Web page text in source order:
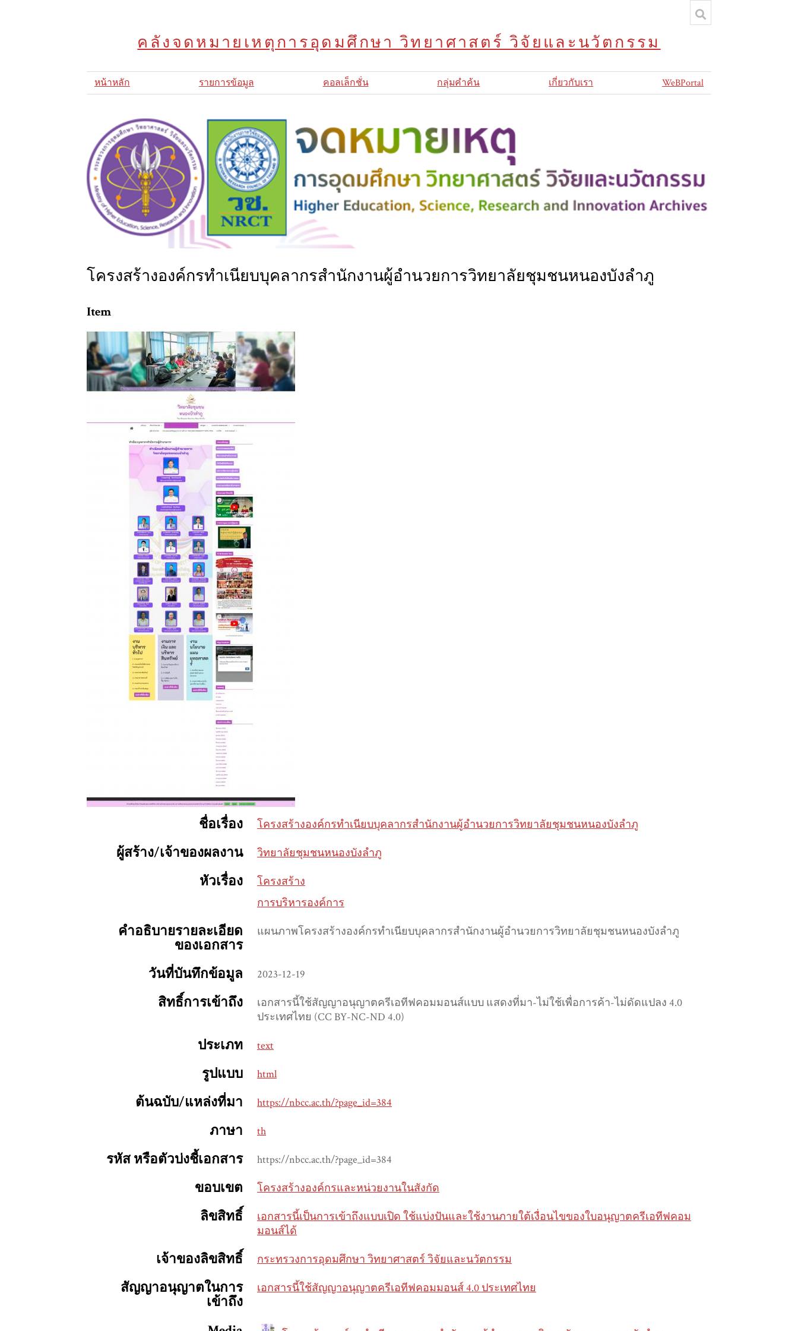
คลังจดหมายเหตุการอุดมศึกษา วิทยาศาสตร์ วิจัยและนวัตกรรม
หน้าหลัก รายการข้อมูล คอลเล็กชั่น กลุ่มคำค้น เกี่ยวกับเรา WeBPortal
โครงสร้างองค์กรทำเนียบบุคลากรสำนักงานผู้อำนวยการวิทยาลัยชุมชนหนองบังลำภู
Item
ชื่อเรื่อง โครงสร้างองค์กรทำเนียบบุคลากรสำนักงานผู้อำนวยการวิทยาลัยชุมชนหนองบังลำภู
ผู้สร้าง/เจ้าของผลงาน วิทยาลัยชุมชนหนองบังลำภู
หัวเรื่อง
โครงสร้าง
การบริหารองค์การ
คำอธิบายรายละเอียด
ของเอกสาร
แผนภาพโครงสร้างองค์กรทำเนียบบุคลากรสำนักงานผู้อำนวยการวิทยาลัยชุมชนหนองบังลำภู
วันที่บันทึกข้อมูล 2023-12-19
สิทธิ์การเข้าถึง
เอกสารนี้ใช้สัญญาอนุญาตครีเอทีฟคอมมอนส์แบบ แสดงที่มา-ไม่ใช้เพื่อการค้า-ไม่ดัดแปลง 4.0
ประเทศไทย (CC BY-NC-ND 4.0)
ประเภท text
รูปแบบ html
ต้นฉบับ/แหล่งที่มา https://nbcc.ac.th/?page_id=384
ภาษา th
รหัส หรือตัวบ่งชี้เอกสาร https://nbcc.ac.th/?page_id=384
ขอบเขต โครงสร้างองค์กรและหน่วยงานในสังกัด
ลิขสิทธิ์
เอกสารนี้เป็นการเข้าถึงแบบเปิด ใช้แบ่งปันและใช้งานภายใต้เงื่อนไขของใบอนุญาตครีเอทีฟคอม
มอนส์ได้
เจ้าของลิขสิทธิ์ กระทรวงการอุดมศึกษา วิทยาศาสตร์ วิจัยและนวัตกรรม
สัญญาอนุญาตในการ
เข้าถึง
เอกสารนี้ใช้สัญญาอนุญาตครีเอทีฟคอมมอนส์ 4.0 ประเทศไทย